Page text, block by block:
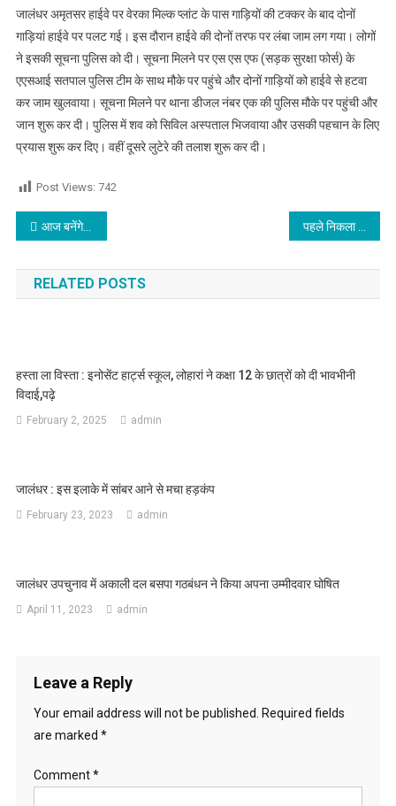
जालंधर अमृतसर हाईवे पर वेरका मिल्क प्लांट के पास गाड़ियों की टक्कर के बाद दोनों
गाड़ियां हाईवे पर पलट गई। इस दौरान हाईवे की दोनों तरफ पर लंबा जाम लग गया। लोगों
ने इसकी सूचना पुलिस को दी। सूचना मिलने पर एस एस एफ (सड़क सुरक्षा फोर्स) के
एएसआई सतपाल पुलिस टीम के साथ मौके पर पहुंचे और दोनों गाड़ियों को हाईवे से हटवा
कर जाम खुलवाया। सूचना मिलने पर थाना डीजल नंबर एक की पुलिस मौके पर पहुंची और
जान शुरू कर दी। पुलिस में शव को सिविल अस्पताल भिजवाया और उसकी पहचान के लिए
प्रयास शुरू कर दिए। वहीं दूसरे लुटेरे की तलाश शुरू कर दी।
Post Views: 742
Post navigation
आज बनेंगे यात्रा के योग,महत्वपूर्ण कार्यों में बना रहेगा संघर्ष,जाने आज का राशिफल पहले निकला धुआं,फिर लग गई आग, कार चालक की सूझबूझ ने बचाई जान
RELATED POSTS
हस्ता ला विस्ता : इनोसेंट हार्ट्स स्कूल, लोहारां ने कक्षा 12 के छात्रों को दी भावभीनी
विदाई,पढ़े
February 2, 2025 admin
जालंधर : इस इलाके में सांबर आने से मचा हड़कंप
February 23, 2023 admin
जालंधर उपचुनाव में अकाली दल बसपा गठबंधन ने किया अपना उम्मीदवार घोषित
April 11, 2023 admin
Leave a Reply
Your email address will not be published. Required fields
are marked *
Comment*